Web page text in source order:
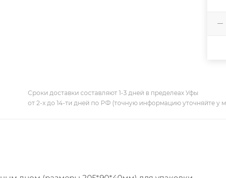
Сроки доставки составляют 1-3 дней в пределеах Уфы
от 2-х до 14-ти дней по РФ (точную информацию уточняйте у